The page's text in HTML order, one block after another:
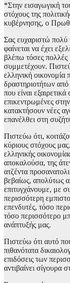
*Στην εισαγωγική
στόχους της
κυβέρνησης, ο
Σας ευχαριστώ πολύ
φαίνεται να έχει
βλέπω τόσες πολλές
συμμετέχουν.
ελληνική οικονομία
δραστηριοτήτων από
που είναι
επικεντρωμένες
κατακτήσουν νέες
επανέλθει στη
Πιστεύω ότι,
κύριους στόχους
ελληνικής
αποκαλούσα, της
ατζέντα
βεβαίως, απολύτως
επιτυγχάνουμε, με
περισσότερη
επενδυτές, τόσο
τόσο περισσότερο
ανάπτυξής μας.
Πιστεύω ότι αυτό
πιθανότατα
επιδόσεις των
αντιβαίνει σίγουρα